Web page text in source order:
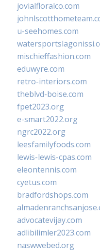
jovialfloralco.com
u-seehomes.com
mischieffashion.com
eduwyre.com
retro-interiors.com
theblvd-boise.com
fpet2023.org
e-smart2022.org
ngrc2022.org
leesfamilyfoods.com
lewis-lewis-cpas.com
eleontennis.com
cyetus.com
bradfordshops.com
advocatevijay.com
adlibilimler2023.com
naswwebed.org